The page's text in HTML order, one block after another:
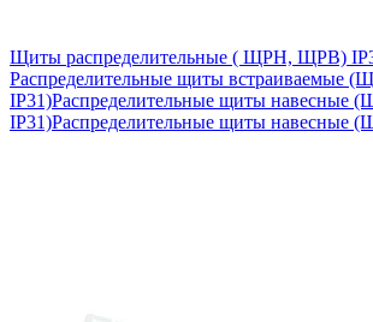
Щиты распределительные ( ЩРН, ЩРВ)
Распределительные щиты встраиваемые
IP31)Распределительные щиты навесные
IP31)Распределительные щиты навесные